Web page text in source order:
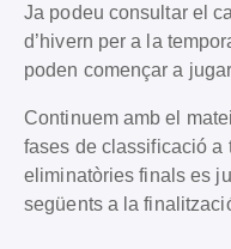
Ja podeu consultar el
d’hivern per a la
poden començar a
Continuem amb el
fases de classificació a
eliminatòries finals es
següents a la